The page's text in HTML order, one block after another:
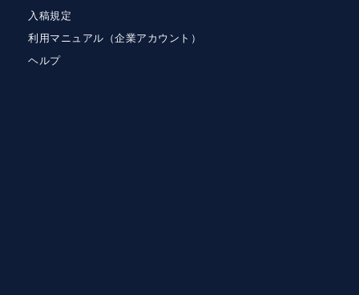
入稿規定
利用マニュアル（企業アカウント）
ヘルプ